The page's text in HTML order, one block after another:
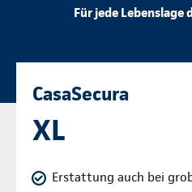
Für jede Lebenslage
CasaSecura
XL
Erstattung auch bei